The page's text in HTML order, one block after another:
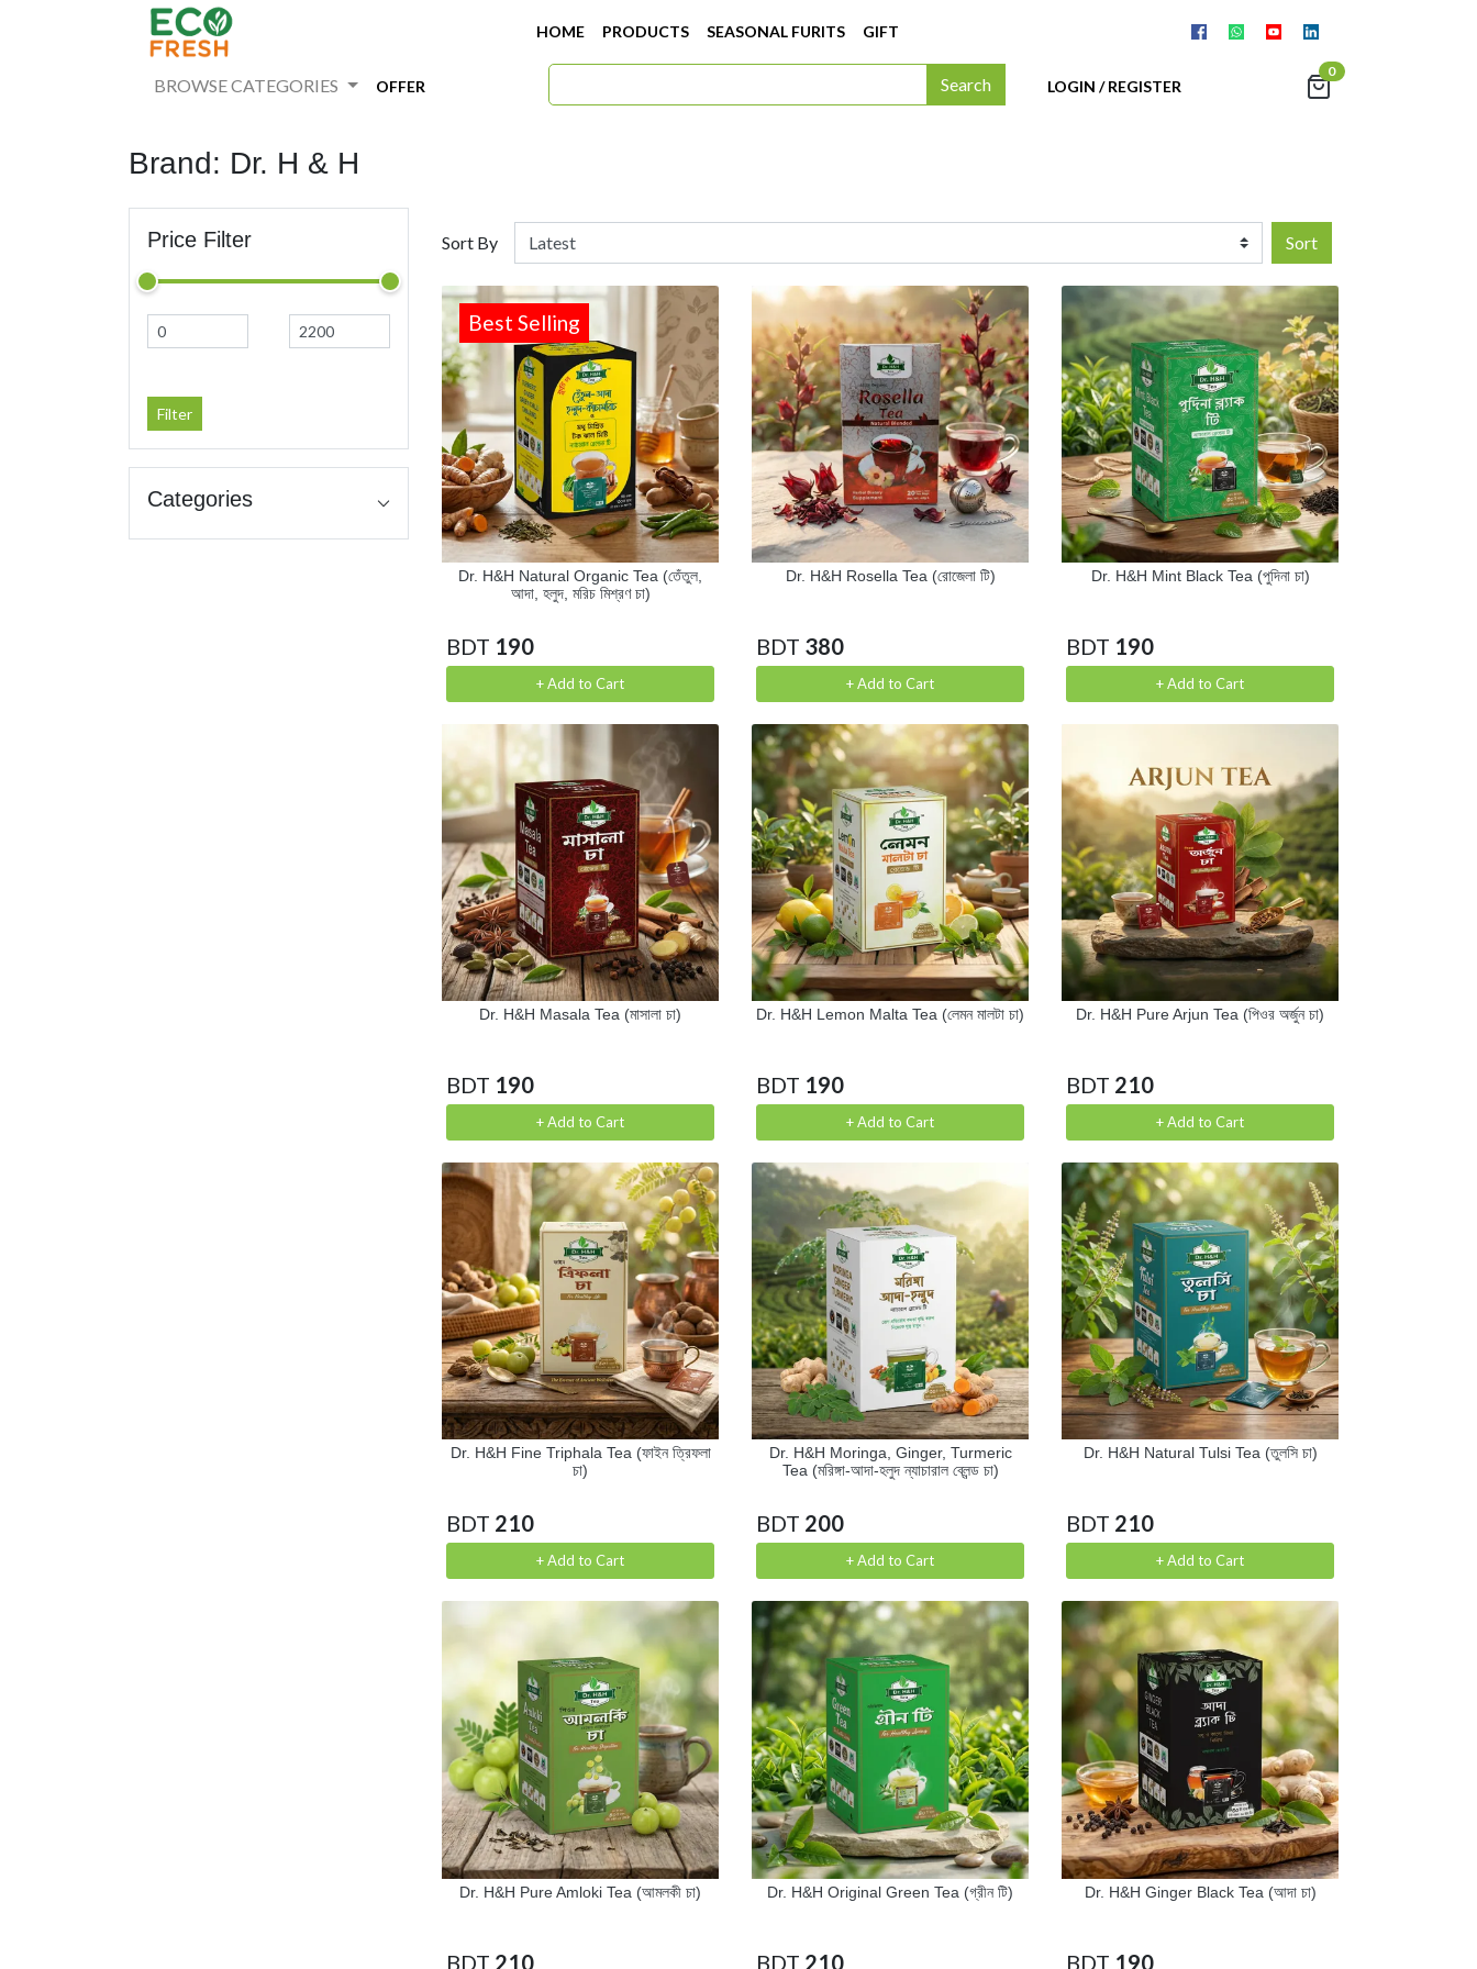
HOME PRODUCTS SEASONAL FURITS GIFT
BROWSE CATEGORIES OFFER Search LOGIN / REGISTER
0
Brand: Dr. H & H
Price Filter
Filter
Categories
Sort By Sort
Best Selling
Dr. H&H Natural Organic Tea (তেঁতুল,
আদা, হলুদ, মরিচ মিশ্রণ চা)
BDT 190
+ Add to Cart
Dr. H&H Rosella Tea (রোজেলা টি)
BDT 380
+ Add to Cart
Dr. H&H Mint Black Tea (পুদিনা চা)
BDT 190
+ Add to Cart
Dr. H&H Masala Tea (মাসালা চা)
BDT 190
+ Add to Cart
Dr. H&H Lemon Malta Tea (লেমন মালটা চা)
BDT 190
+ Add to Cart
Dr. H&H Pure Arjun Tea (পিওর অর্জুন চা)
BDT 210
+ Add to Cart
Dr. H&H Fine Triphala Tea (ফাইন ত্রিফলা
চা)
BDT 210
+ Add to Cart
Dr. H&H Moringa, Ginger, Turmeric
Tea (মরিঙ্গা-আদা-হলুদ ন্যাচারাল ব্লেন্ড চা)
BDT 200
+ Add to Cart
Dr. H&H Natural Tulsi Tea (তুলসি চা)
BDT 210
+ Add to Cart
Dr. H&H Pure Amloki Tea (আমলকী চা)
BDT 210
Dr. H&H Original Green Tea (গ্রীন টি)
BDT 210
Dr. H&H Ginger Black Tea (আদা চা)
BDT 190